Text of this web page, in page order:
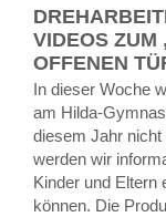
VIDEOS ZUM
OFFENEN
In dieser Woche
am Hilda-
diesem Jahr nicht
werden wir
Kinder und Eltern
können. Die